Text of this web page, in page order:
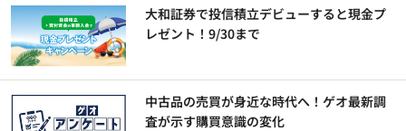
大和証券で投信積立デビューすると現金プ
レゼント！9/30まで
中古品の売買が身近な時代へ！ゲオ最新調
査が示す購買意識の変化